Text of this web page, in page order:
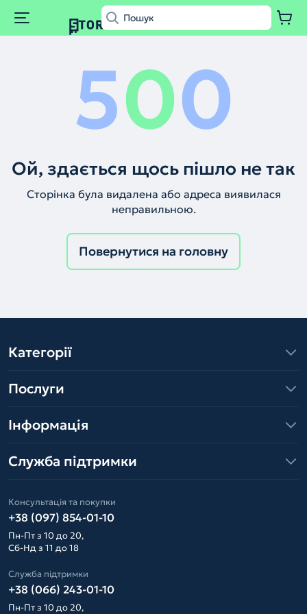
500
Ой, здається щось пішло не так
Сторінка була видалена або адреса виявилася
неправильною.
Повернутися на головну
Категорії
Послуги
Інформація
Служба підтримки
Консультація та покупки
+38 (097) 854-01-10
Пн-Пт з 10 до 20,
Сб-Нд з 11 до 18
Служба підтримки
+38 (066) 243-01-10
Пн-Пт з 10 до 20,